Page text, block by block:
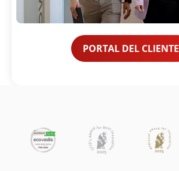
PORTAL DEL CLIENTE